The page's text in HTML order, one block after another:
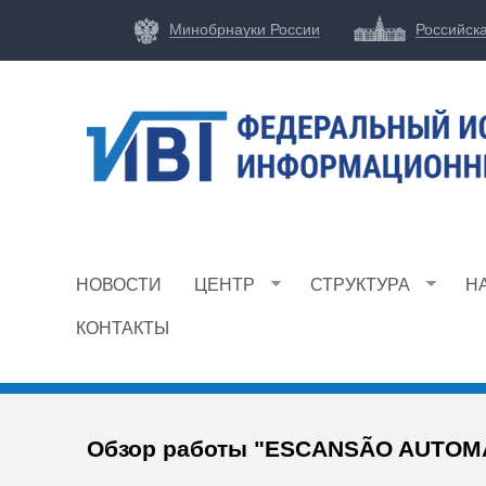
Минобрнауки России
И
И
НОВОСТИ ЦЕНТР СТРУКТУРА
КОНТАКТЫ
Обзор работы "ESCANSÃO